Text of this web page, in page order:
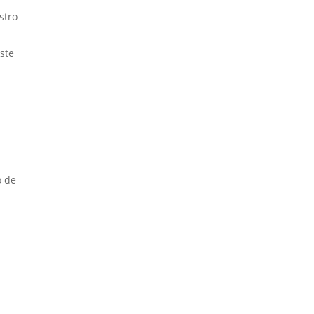
de